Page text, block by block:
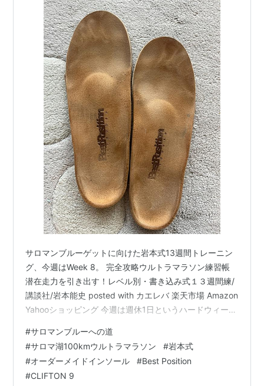
サロマンブルーゲットに向けた岩本式13週間トレーニン
グ、今週はWeek 8。 完全攻略ウルトラマラソン練習帳
潜在走力を引き出す！レベル別・書き込み式１３週間練/
講談社/岩本能史 posted with カエレバ 楽天市場 Amazon
Yahooショッピング 今週は週休1日というハードウィー
45㎞」。 疲労感をうまくコントロールして、走り切りた
いです。 さて、昨日、今日のランで試してみたことがあ
ります。 それは、オーダーメイドインソールなしで走る
こと。 ちょうど2年ほど前から使い始めたオーダーメイ
#サロマンブルーへの道
#サロマ湖100kmウルトラマラソン #岩本式
#オーダーメイドインソール #Best Position
#CLIFTON 9